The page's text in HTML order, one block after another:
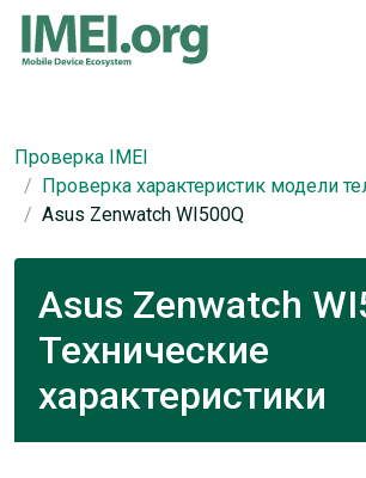
Проверка IMEI
Проверка характеристик модели
Asus Zenwatch WI500Q
Asus Zenwatch
Технические
характеристики